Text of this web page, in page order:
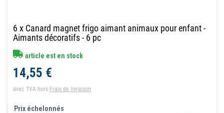
6 x Canard magnet frigo aimant animaux pour enfant -
Aimants décoratifs - 6 pc
article est en stock
14,55 €
avec TVA hors Frais de livraison
Prix échelonnés